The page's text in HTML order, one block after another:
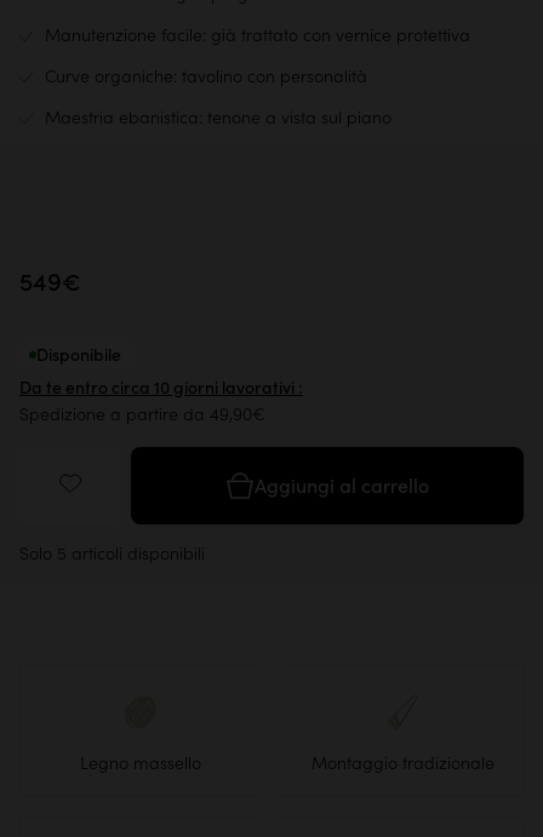
Manutenzione facile: già trattato con vernice protettiva
Curve organiche: tavolino con personalità
Maestria ebanistica: tenone a vista sul piano
549€
Aggiungi al carrello
Disponibile
Da te entro circa 10 giorni lavorativi :
Spedizione a partire da 49,90€
Solo 5 articoli disponibili
Legno massello Montaggio tradizionale